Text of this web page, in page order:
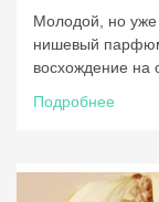
Молодой, но уже
нишевый
восхождение на
Подробнее